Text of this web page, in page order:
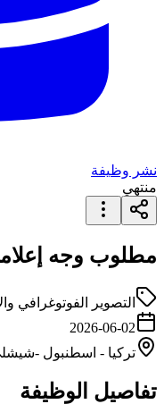
نشر وظيفة
منتهي
مطلوب وجه
التصوير الفوتوغرافي
2026-06-02
تركيا - اسطنبول -
تفاصيل الوظيفة